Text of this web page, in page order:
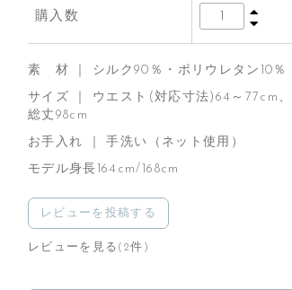
購入数
素 材 ｜ シルク90％・ポリウレタン10
サイズ ｜ ウエスト(対応寸法)64～77cm
総丈98cm
お手入れ ｜ 手洗い（ネット使用）
モデル身長164cm/168cm
レビューを投稿する
レビューを見る(2件)